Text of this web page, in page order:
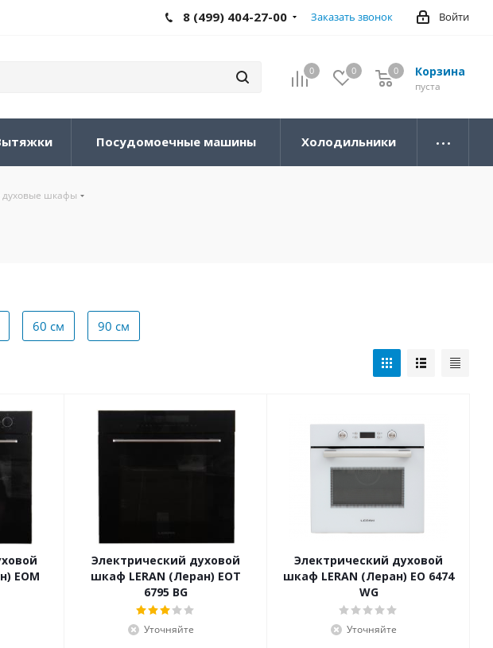
Войти
8 (499) 404-27-00 Заказать звонок
0 0 Корзина
0
пуста
0
Посудомоечные машины Холодильники
духовые шкафы
60 см 90 см
EOM
Электрический духовой
шкаф LERAN (Леран) EOT
6795 BG
Уточняйте
Электрический духовой
шкаф LERAN (Леран) EO 6474
WG
Уточняйте